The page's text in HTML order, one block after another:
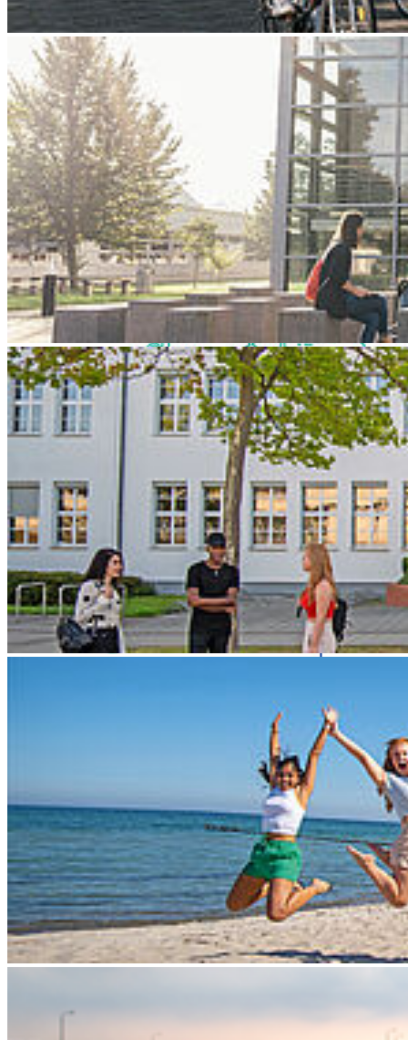
Zurück
HOST im Projekt zu Kraftstoffen aus
Reststoffen vertreten
07.01.2026
Projekt OrgWaste2Fuel beteiligt frühzeitig Unternehmen, Verbände
und weitere Akteure. Kick-Off-Meeting am 15. Januar in Pasewalk
Biogene Reststoffe als Grundlage für nachhaltige Kraftstoffe
nutzbar machen – diesem Ansatz widmet sich das neue deutsch-
polnische Kooperationsprojekt OrgWaste2Fuel, in dem die
Hochschule Stralsund Leadpartner ist und damit eine zentrale Rolle
für Projektentwicklung und -umsetzung trägt. Im Fokus stehen die
Herstellung und Nutzung von Biomethan und Biomethanol aus
organischen Reststoffen sowie die Erschließung
grenzüberschreitender Innovationspotenziale in der deutsch-
polnischen Grenzregion.
Der offizielle Projektauftakt findet am 15. Januar 2026 im
Kreistagssaal des Landkreises Vorpommern-Greifswald in Pasewalk
statt. Zu dem Kick-Off-Meeting lädt der Landkreis Vorpommern-
Greifswald ein. Angesprochen sind insbesondere Landwirtinnen
und Landwirte, Betreiber von Biogasanlagen, Unternehmen der